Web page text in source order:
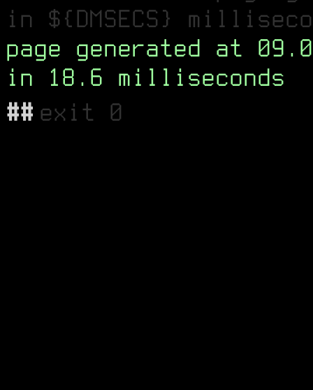
in ${DMSECS}
page generated at
in 18.6 milliseconds
## exit 0